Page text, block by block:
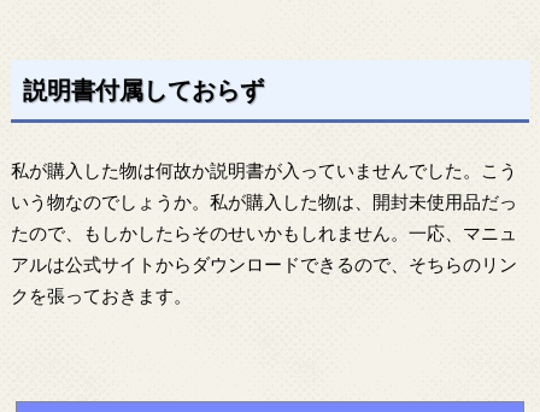
説明書付属しておらず
私が購入した物は何故か説明書が入っていませんでした。こう
いう物なのでしょうか。私が購入した物は、開封未使用品だっ
たので、もしかしたらそのせいかもしれません。一応、マニュ
アルは公式サイトからダウンロードできるので、そちらのリン
クを張っておきます。